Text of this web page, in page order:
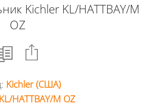
Kichler KL/HATTBAY/M
OZ
Facebook
Kichler (США)
KL/HATTBAY/M OZ